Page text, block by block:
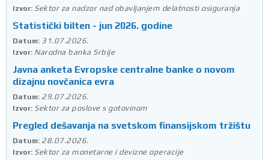
Izvor: Sektor za nadzor nad obavljanjem delatnosti osiguranja
Statistički bilten - jun 2026. godine
Datum: 31.07.2026.
Izvor: Narodna banka Srbije
Javna anketa Evropske centralne banke o novom
dizajnu novčanica evra
Datum: 29.07.2026.
Izvor: Sektor za poslove s gotovinom
Pregled dešavanja na svetskom finansijskom tržištu
Datum: 28.07.2026.
Izvor: Sektor za monetarne i devizne operacije